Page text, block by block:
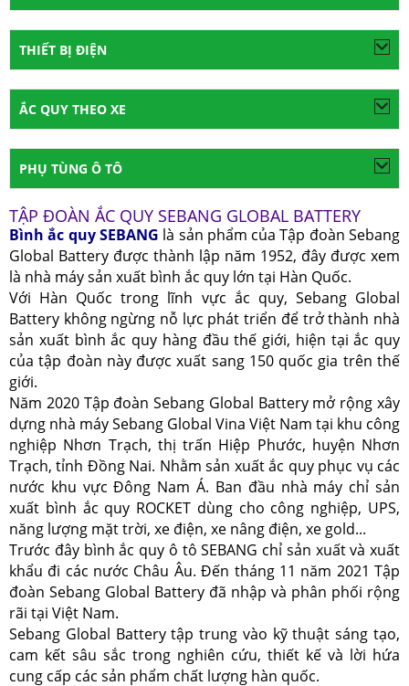
THIẾT BỊ ĐIỆN
ẮC QUY THEO XE
PHỤ TÙNG Ô TÔ
TẬP ĐOÀN ẮC QUY SEBANG GLOBAL BATTERY
Bình ắc quy SEBANG là sản phẩm của Tập đoàn Sebang
Global Battery được thành lập năm 1952, đây được xem
là nhà máy sản xuất bình ắc quy lớn tại Hàn Quốc.
Với Hàn Quốc trong lĩnh vực ắc quy, Sebang Global
Battery không ngừng nỗ lực phát triển để trở thành nhà
sản xuất bình ắc quy hàng đầu thế giới, hiện tại ắc quy
của tập đoàn này được xuất sang 150 quốc gia trên thế
giới.
Năm 2020 Tập đoàn Sebang Global Battery mở rộng xây
dựng nhà máy Sebang Global Vina Việt Nam tại khu công
nghiệp Nhơn Trạch, thị trấn Hiệp Phước, huyện Nhơn
Trạch, tỉnh Đồng Nai. Nhằm sản xuất ắc quy phục vụ các
nước khu vực Đông Nam Á. Ban đầu nhà máy chỉ sản
xuất bình ắc quy ROCKET dùng cho công nghiệp, UPS,
năng lượng mặt trời, xe điện, xe nâng điện, xe gold...
Trước đây bình ắc quy ô tô SEBANG chỉ sản xuất và xuất
khẩu đi các nước Châu Âu. Đến tháng 11 năm 2021 Tập
đoàn Sebang Global Battery đã nhập và phân phối rộng
rãi tại Việt Nam.
Sebang Global Battery tập trung vào kỹ thuật sáng tạo,
cam kết sâu sắc trong nghiên cứu, thiết kế và lời hứa
cung cấp các sản phẩm chất lượng hàn quốc.